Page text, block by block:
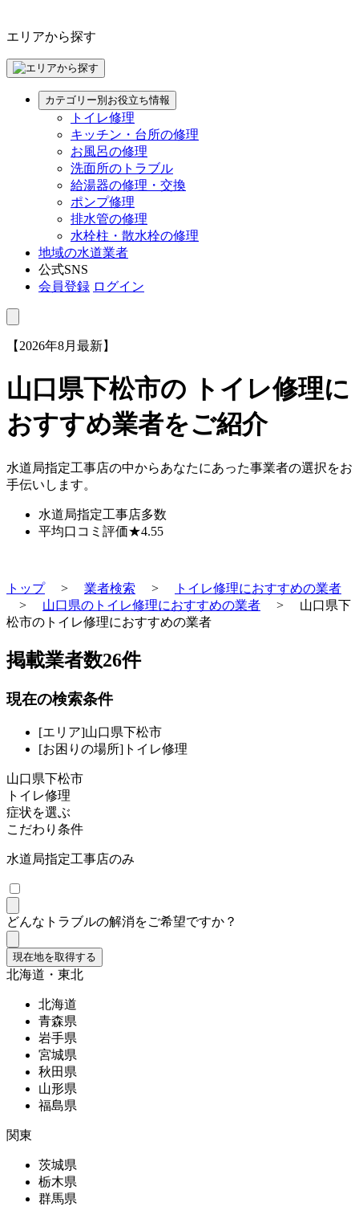
エリアから探す
カテゴリー別お役立ち情報
トイレ修理
キッチン・台所の修理
お風呂の修理
洗面所のトラブル
給湯器の修理・交換
ポンプ修理
排水管の修理
水栓柱・散水栓の修理
地域の水道業者
公式SNS
会員登録 ログイン
【2026年8月最新】
山口県下松市の トイレ修理に
おすすめ業者をご紹介
水道局指定工事店の中からあなたにあった事業者の選択をお
手伝いします。
水道局指定工事店多数
平均口コミ評価★4.55
トップ> 業者検索 >
トイレ修理におすすめの業者
> 山口県のトイレ修理におすすめの業者 > 山口県下
松市のトイレ修理におすすめの業者
掲載業者数26件
現在の検索条件
[エリア]山口県下松市
[お困りの場所]トイレ修理
山口県下松市
トイレ修理
症状を選ぶ
こだわり条件
水道局指定工事店のみ
どんなトラブルの解消をご希望ですか？
現在地を取得する
北海道・東北
北海道
青森県
岩手県
宮城県
秋田県
山形県
福島県
関東
茨城県
栃木県
群馬県